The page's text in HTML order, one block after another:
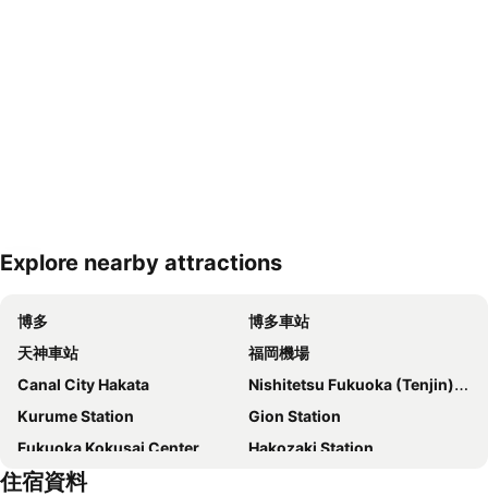
展開地圖
Explore nearby attractions
博多
博多車站
天神車站
福岡機場
Canal City Hakata
Nishitetsu Fukuoka (Tenjin) Station
Kurume Station
Gion Station
Fukuoka Kokusai Center
Hakozaki Station
Saga Station
住宿資料